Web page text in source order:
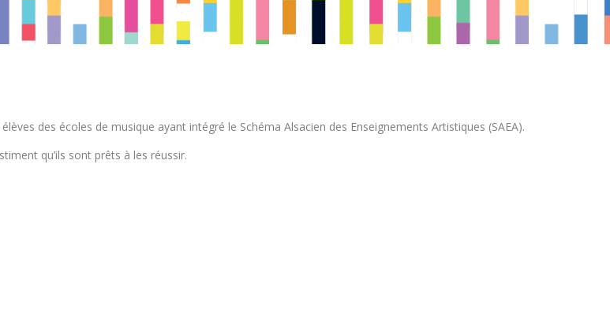
des écoles de musique ayant intégré le Schéma Alsacien des Enseignements Artistiques (SAEA).
qu’ils sont prêts à les réussir.